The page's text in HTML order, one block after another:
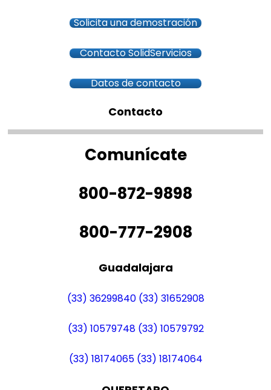
Solicita una demostración
Contacto SolidServicios
Datos de contacto
Contacto
Comunícate
800-872-9898
800-777-2908
Guadalajara
(33) 36299840 (33) 31652908
(33) 10579748 (33) 10579792
(33) 18174065 (33) 18174064